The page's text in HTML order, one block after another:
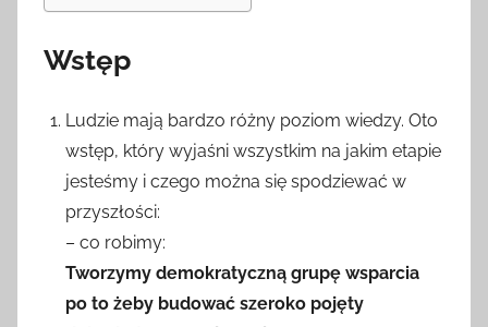
Wstęp
Ludzie mają bardzo różny poziom wiedzy. Oto
wstęp, który wyjaśni wszystkim na jakim etapie
jesteśmy i czego można się spodziewać w
przyszłości:
– co robimy:
Tworzymy demokratyczną grupę wsparcia
po to żeby budować szeroko pojęty